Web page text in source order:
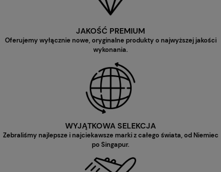
JAKOŚĆ PREMIUM
Oferujemy wyłącznie nowe, oryginalne produkty o najwyższej jakości
wykonania.
WYJĄTKOWA SELEKCJA
Zebraliśmy najlepsze i najciekawsze marki z całego świata, od Niemiec
po Singapur.